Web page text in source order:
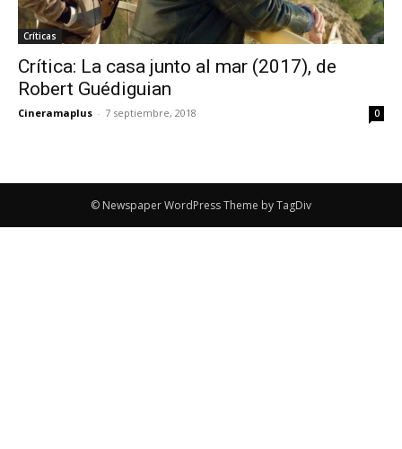
Críticas
Crítica: La casa junto al mar (2017), de
Robert Guédiguian
Cineramaplus - 7 septiembre, 2018 0
© Newspaper WordPress Theme by TagDiv